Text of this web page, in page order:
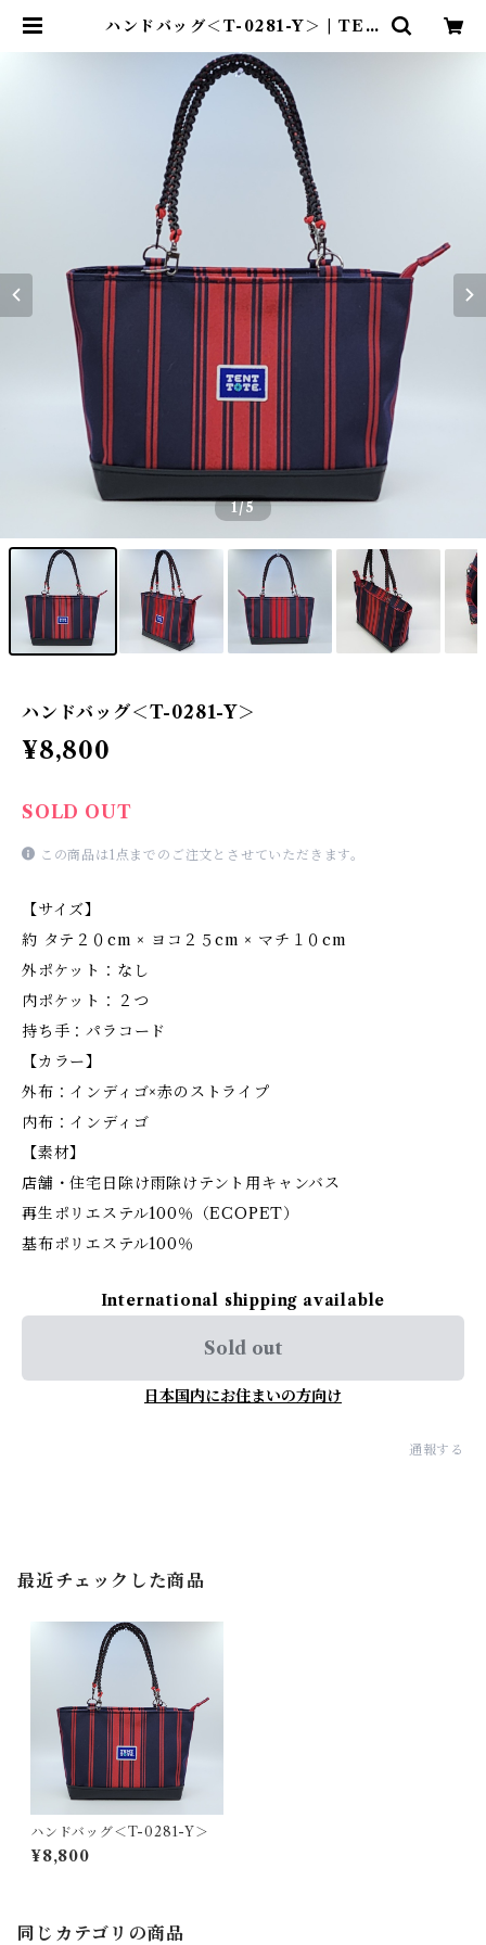
ハンドバッグ＜T-0281-Y＞ | TEN
1/5
ハンドバッグ＜T-0281-Y＞
¥8,800
SOLD OUT
この商品は1点までのご注文とさせていただきます。
【サイズ】
約 タテ２０cm × ヨコ２５cm × マチ１０cm
外ポケット：なし
内ポケット：２つ
持ち手：パラコード
【カラー】
外布：インディゴ×赤のストライプ
内布：インディゴ
【素材】
店舗・住宅日除け雨除けテント用キャンバス
再生ポリエステル100％（ECOPET）
基布ポリエステル100％
International shipping available
Sold out
日本国内にお住まいの方向け
通報する
最近チェックした商品
ハンドバッグ＜T-0281-Y＞
¥8,800
同じカテゴリの商品